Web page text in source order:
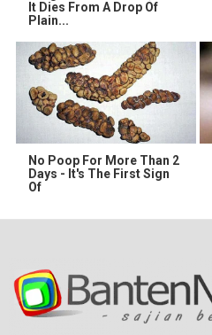
It Dies From A Drop Of
Plain...
No Poop For More Than 2
Days - It's The First Sign
Of